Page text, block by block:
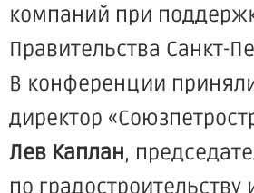
компаний при
Правительства Санкт-
В конференции
директор
Лев Каплан,
по градостроительству